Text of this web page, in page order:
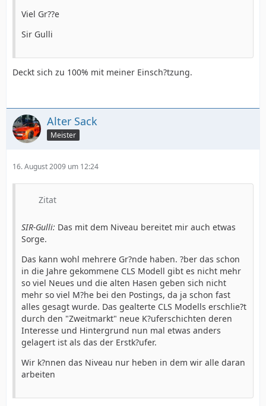
Viel Gr??e
Sir Gulli
Deckt sich zu 100% mit meiner Einsch?tzung.
Alter Sack
Meister
16. August 2009 um 12:24
Zitat
SIR-Gulli: Das mit dem Niveau bereitet mir auch etwas
Sorge.
Das kann wohl mehrere Gr?nde haben. ?ber das schon
in die Jahre gekommene CLS Modell gibt es nicht mehr
so viel Neues und die alten Hasen geben sich nicht
mehr so viel M?he bei den Postings, da ja schon fast
alles gesagt wurde. Das gealterte CLS Modells erschlie?t
durch den "Zweitmarkt" neue K?uferschichten deren
Interesse und Hintergrund nun mal etwas anders
gelagert ist als das der Erstk?ufer.
Wir k?nnen das Niveau nur heben in dem wir alle daran
arbeiten